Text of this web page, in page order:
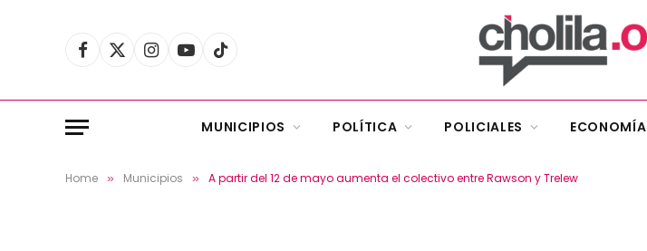
Facebook
X
Instagram
YouTubeTikTok
MUNICIPIOS POLÍTICA POLICIALES ECONOMÍA
Home » Municipios » A partir del 12 de mayo aumenta el colectivo entre Rawson y Trelew